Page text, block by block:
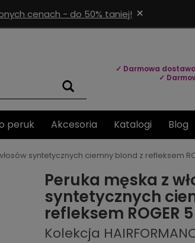
cenach - do 50% taniej! ×
✓ Darmowa dostawa
✓
peruk Akcesoria Katalogi Blog
syntetycznych ciemny blond z refleksem
Peruka męska z
syntetycznych
refleksem ROGER
Kolekcja